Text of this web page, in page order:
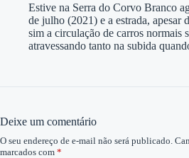
Estive na Serra do Corvo Branco
de julho (2021) e a estrada, apesar
sim a circulação de carros normais
atravessando tanto na subida
Deixe um comentário
O seu endereço de e-mail não será publicado.
marcados com *